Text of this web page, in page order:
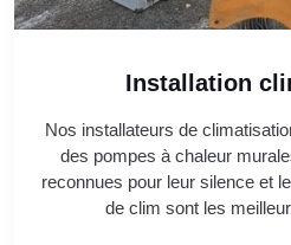
Installation
Nos installateurs de
des pompes à chaleur
reconnues pour leur silence et
de clim sont les